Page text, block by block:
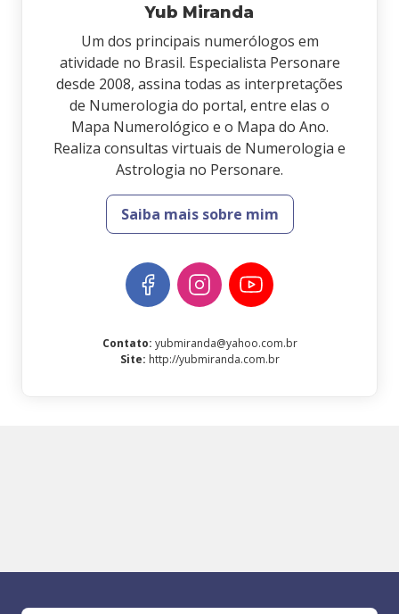
Yub Miranda
Um dos principais numerólogos em
atividade no Brasil. Especialista Personare
desde 2008, assina todas as interpretações
de Numerologia do portal, entre elas o
Mapa Numerológico e o Mapa do Ano.
Realiza consultas virtuais de Numerologia e
Astrologia no Personare.
Saiba mais sobre mim
Contato: yubmiranda@yahoo.com.br
Site: http://yubmiranda.com.br